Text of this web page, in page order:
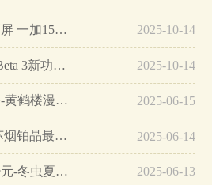
一加15全球首发超高刷屏 一加15参数详细配置… 2025-10-14
iOS 26.1开发者预览版Beta 3新功能详解… 2025-10-14
黄鹤楼漫天游软包价格-黄鹤楼漫天游软包多少钱一盒… 2025-06-15
苏烟铂晶多少钱一包 苏烟铂晶最新价格… 2025-06-14
冬虫夏草香烟一盒多少元-冬虫夏草香烟一盒多少元2025最新价格… 2025-06-13